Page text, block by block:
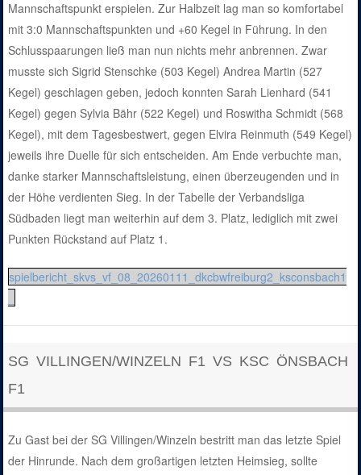
Mannschaftspunkt erspielen. Zur Halbzeit lag man so komfortabel
mit 3:0 Mannschaftspunkten und +60 Kegel in Führung. In den
Schlusspaarungen ließ man nun nichts mehr anbrennen. Zwar
musste sich Sigrid Stenschke (503 Kegel) Andrea Martin (527
Kegel) geschlagen geben, jedoch konnten Sarah Lienhard (541
Kegel) gegen Sylvia Bähr (522 Kegel) und Roswitha Schmidt (568
Kegel), mit dem Tagesbestwert, gegen Elvira Reinmuth (549 Kegel)
jeweils ihre Duelle für sich entscheiden. Am Ende verbuchte man,
danke starker Mannschaftsleistung, einen überzeugenden und in
der Höhe verdienten Sieg. In der Tabelle der Verbandsliga
Südbaden liegt man weiterhin auf dem 3. Platz, lediglich mit zwei
Punkten Rückstand auf Platz 1.
spielbericht_skvs_vf_08_20260111_dkcbwfreiburg2_ksconsbach1
SG VILLINGEN/WINZELN F1 VS KSC ÖNSBACH
F1
Zu Gast bei der SG Villingen/Winzeln bestritt man das letzte Spiel
der Hinrunde. Nach dem großartigen letzten Heimsieg, sollte